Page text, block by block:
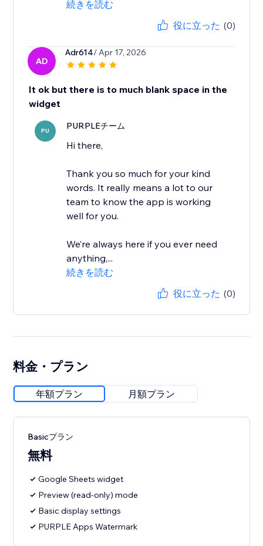
続きを読む
役に立った (0)
AD
Adr614/ Apr 17, 2026
It ok but there is to much blank space in the
widget
PU PURPLEチーム
Hi there,
Thank you so much for your kind
words. It really means a lot to our
team to know the app is working
well for you.
We’re always here if you ever need
anything,...
続きを読む
役に立った (0)
料金・プラン
年額プラン 月額プラン
Basicプラン
無料
Google Sheets widget
Preview (read-only) mode
Basic display settings
PURPLE Apps Watermark